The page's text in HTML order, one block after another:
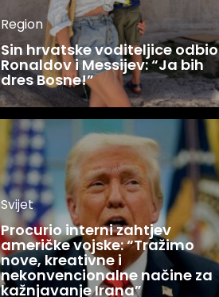
Region
Sin hrvatske voditeljice odbio
Ronaldov i Messijev: “Ja bih
dres Bosne!”
Svijet
Procurio interni zahtjev
američke vojske: “Tražimo
nove, kreativne i
nekonvencionalne načine za
kažnjavanje Irana”